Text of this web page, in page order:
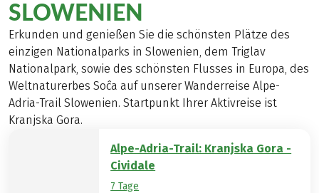
SLOWENIEN
Erkunden und genießen Sie die schönsten Plätze des
einzigen Nationalparks in Slowenien, dem Triglav
Nationalpark, sowie des schönsten Flusses in Europa, des
Weltnaturerbes Soĉa auf unserer Wanderreise Alpe-
Adria-Trail Slowenien. Startpunkt Ihrer Aktivreise ist
Kranjska Gora.
Alpe-Adria-Trail: Kranjska Gora -
Cividale
7 Tage